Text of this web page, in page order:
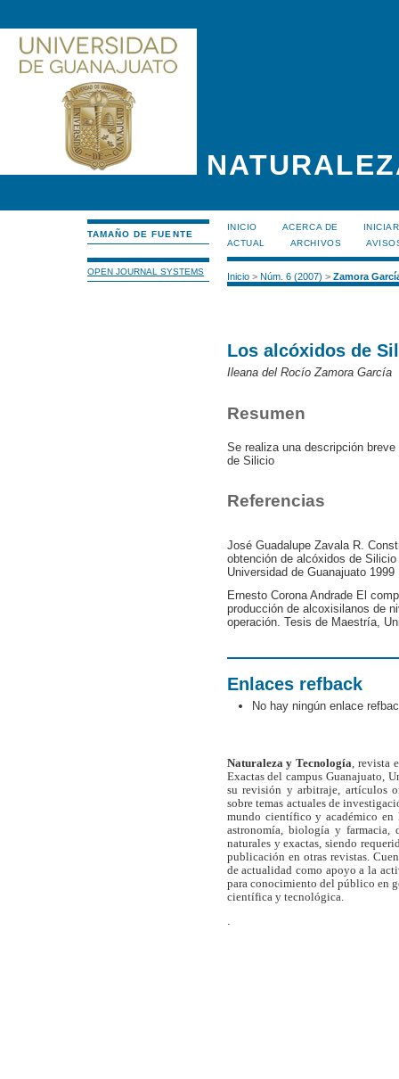
TAMAÑO DE FUENTE
OPEN JOURNAL SYSTEMS
INICIO ACERCA DE
ACTUAL
ARCHIVOS
Inicio> Núm. 6 (2007) > Zamora
Los alcóxidos de
Ileana del Rocío Zamora García
Resumen
Se realiza una descripción
de Silicio
Referencias
José Guadalupe Zavala R.
obtención de alcóxidos de
Universidad de Guanajuato 1999
Ernesto Corona Andrade El
producción de alcoxisilanos de
operación. Tesis de Maestría,
Enlaces refback
No hay ningún enlace
Naturaleza y Tecnología, revista
Exactas del campus Guanajuato,
su revisión y arbitraje, artículos
sobre temas actuales de
mundo científico y académico en
astronomía, biología y farmacia,
naturales y exactas, siendo
publicación en otras revistas.
de actualidad como apoyo a la
para conocimiento del público en
científica y tecnológica.
.